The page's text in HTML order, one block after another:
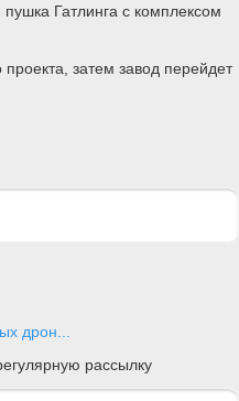
Гатлинга с комплексом
затем завод перейдет
дрон...
рассылку